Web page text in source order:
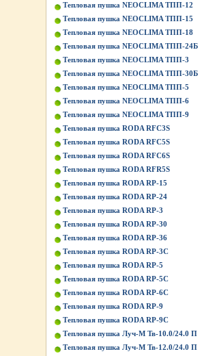
Тепловая пушка NEOCLIMA ТПП-12
Тепловая пушка NEOCLIMA ТПП-15
Тепловая пушка NEOCLIMA ТПП-18
Тепловая пушка NEOCLIMA ТПП-24Б
Тепловая пушка NEOCLIMA ТПП-3
Тепловая пушка NEOCLIMA ТПП-30Б
Тепловая пушка NEOCLIMA ТПП-5
Тепловая пушка NEOCLIMA ТПП-6
Тепловая пушка NEOCLIMA ТПП-9
Тепловая пушка RODA RFC3S
Тепловая пушка RODA RFC5S
Тепловая пушка RODA RFC6S
Тепловая пушка RODA RFR5S
Тепловая пушка RODA RP-15
Тепловая пушка RODA RP-24
Тепловая пушка RODA RP-3
Тепловая пушка RODA RP-30
Тепловая пушка RODA RP-36
Тепловая пушка RODA RP-3C
Тепловая пушка RODA RP-5
Тепловая пушка RODA RP-5C
Тепловая пушка RODA RP-6C
Тепловая пушка RODA RP-9
Тепловая пушка RODA RP-9C
Тепловая пушка Луч-М Тв-10.0/24.0 П
Тепловая пушка Луч-М Тв-12.0/24.0 П